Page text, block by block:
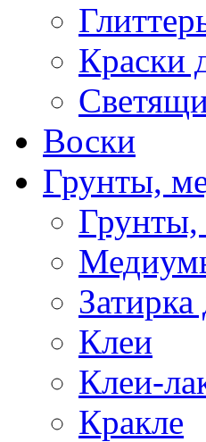
Краски
Воски
Грунты,
Клеи
Клеи-
Кракле